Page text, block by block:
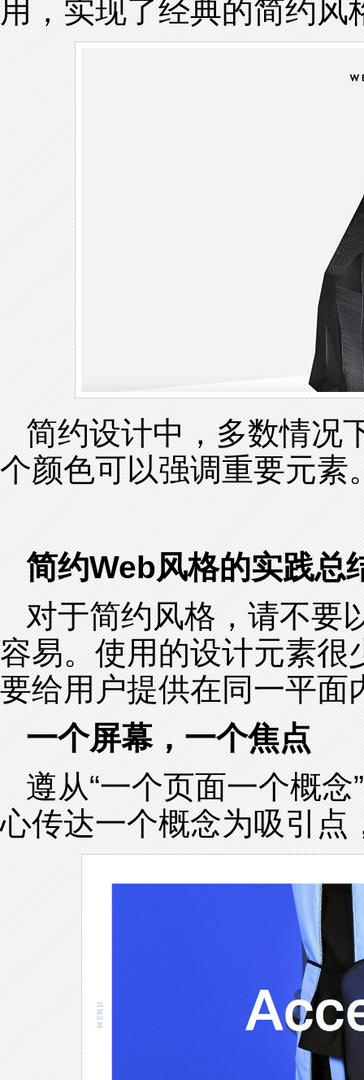
用，实现了经典的简约风
简约设计中，多数情况
个颜色可以强调重要元素
简约Web风格的实践总
对于简约风格，请不要
容易。使用的设计元素很
要给用户提供在同一平面
一个屏幕，一个焦点
遵从“一个页面一个概
心传达一个概念为吸引点